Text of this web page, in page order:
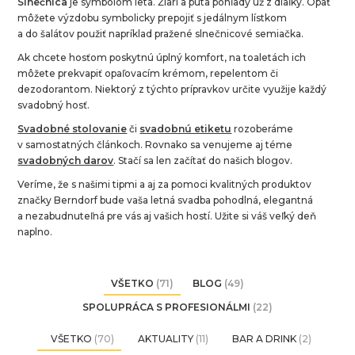
môžete výzdobu symbolicky prepojiť s jedálnym lístkom
a do šalátov použiť napríklad pražené slnečnicové semiačka.
Ak chcete hosťom poskytnú úplný komfort, na toaletách ich
môžete prekvapiť opaľovacím krémom, repelentom či
dezodorantom. Niektorý z týchto prípravkov určite využije každý
svadobný hosť.
Svadobné stolovanie či svadobnú etiketu rozoberáme
v samostatných článkoch. Rovnako sa venujeme aj téme
svadobných darov. Stačí sa len začítať do našich blogov.
Veríme, že s našimi tipmi a aj za pomoci kvalitných produktov
značky Berndorf bude vaša letná svadba pohodlná, elegantná
a nezabudnuteľná pre vás aj vašich hostí. Užite si váš veľký deň
naplno.
VŠETKO (71) BLOG (49)
SPOLUPRÁCA S PROFESIONÁLMI (22)
VŠETKO (70) AKTUALITY (11) BAR A DRINK (2)